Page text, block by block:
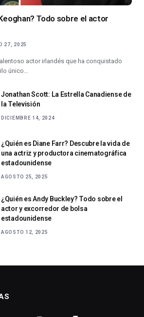
Todo sobre el actor
27, 2025
actor irlandés que ha conquistado
único…
Jonathan Scott: La Estrella Canadiense de
la Televisión
DICIEMBRE 14, 2024
¿Quién es Diane Farr? Descubre la vida de
una actriz y productora cinematográfica
estadounidense
AGOSTO 25, 2025
¿Quién es Andy Buckley? Todo sobre el
actor y excorredor de bolsa
estadounidense
AGOSTO 12, 2025